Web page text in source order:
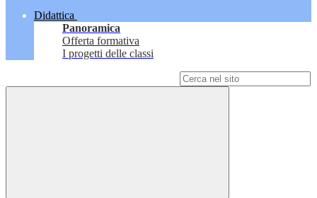
Didattica
Panoramica
Offerta formativa
I progetti delle classi